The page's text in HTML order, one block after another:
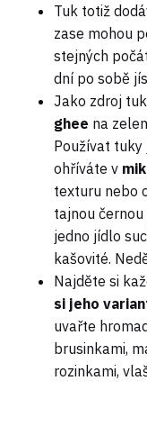
Tuk totiž
zase mohou
stejných
dní po sobě
Jako zdroj
ghee na
Používat tuky
ohříváte v
texturu nebo
tajnou
jedno jídlo
kašovité.
Najděte si
si jeho
uvařte
brusinkami,
rozinkami,